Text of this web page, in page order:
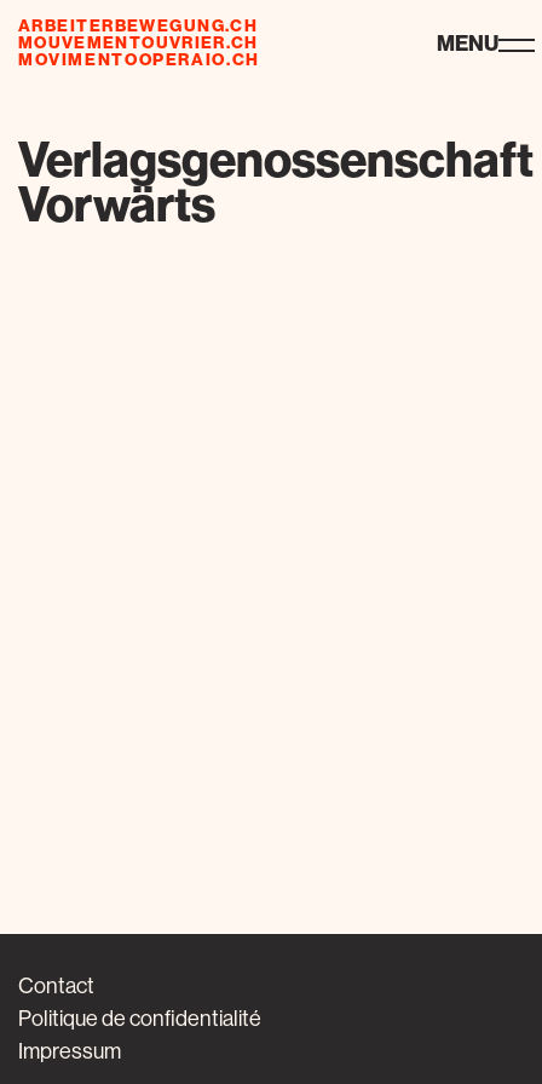
ARBEITERBEWEGUNG.CH
MOUVEMENTOUVRIER.CH
MOVIMENTOOPERAIO.CH
ressources MENU
Verlagsgenossenschaft
Vorwärts
Contact
Politique de confidentialité
Impressum